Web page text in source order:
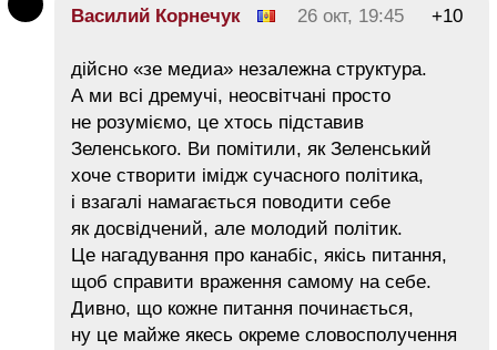
Василий Корнечук 26 окт, 19:45 +10
дійсно «зе медиа» незалежна структура.
А ми всі дремучі, неосвітчані просто
не розуміємо, це хтось підставив
Зеленського. Ви помітили, як Зеленський
хоче створити імідж сучасного політика,
і взагалі намагається поводити себе
як досвідчений, але молодий політик.
Це нагадування про канабіс, якісь питання,
щоб справити враження самому на себе.
Дивно, що кожне питання починається,
ну це майже якесь окреме словосполучення